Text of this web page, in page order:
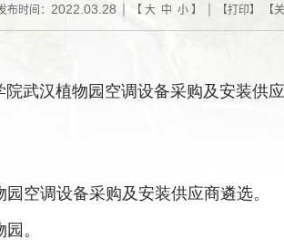
布时间： 2022.03.28| 【 大 中 小】 | 【打印】 【
院武汉植物园空调设备采购及安装供
空调设备采购及安装供应商遴选。
。